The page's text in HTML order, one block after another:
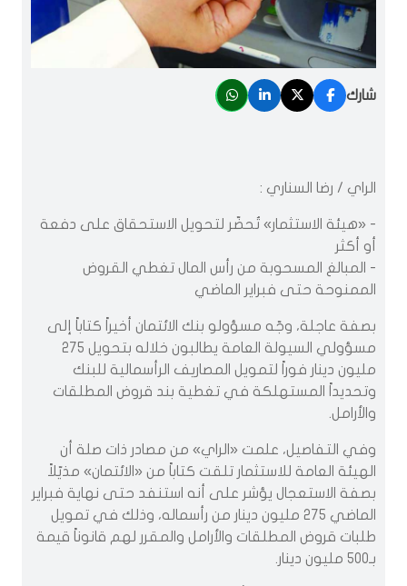
شارك
الراي / رضا السناري :
- «هيئة الاستثمار» تُحضّر لتحويل الاستحقاق على دفعة
أو أكثر
- المبالغ المسحوبة من رأس المال تغطي القروض
الممنوحة حتى فبراير الماضي
بصفة عاجلة، وجّه مسؤولو بنك الائتمان أخيراً كتاباً إلى
مسؤولي السيولة العامة يطالبون خلاله بتحويل 275
مليون دينار فوراً لتمويل المصاريف الرأسمالية للبنك
وتحديداً المستهلكة في تغطية بند قروض المطلقات
والأرامل.
وفي التفاصيل، علمت «الراي» من مصادر ذات صلة أن
الهيئة العامة للاستثمار تلقت كتاباً من «الائتمان» مذيّلاً
بصفة الاستعجال يؤشر على أنه استنفد حتى نهاية فبراير
الماضي 275 مليون دينار من رأسماله، وذلك في تمويل
طلبات قروض المطلقات والأرامل والمقرر لهم قانوناً قيمة
بـ500 مليون دينار.